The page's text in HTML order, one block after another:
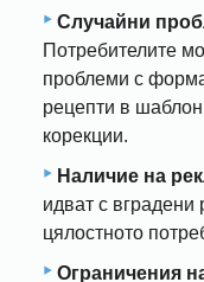
Случайни
Потребителите
проблеми с
рецепти в
корекции.
Наличие на
идват с
цялостното
Ограничения